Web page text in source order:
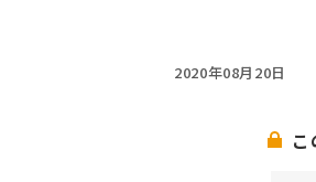
2020年08月20日
こ